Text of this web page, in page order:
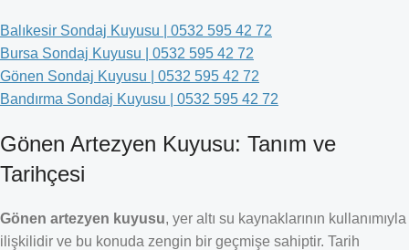
Balıkesir Sondaj Kuyusu | 0532 595 42 72
Bursa Sondaj Kuyusu | 0532 595 42 72
Gönen Sondaj Kuyusu | 0532 595 42 72
Bandırma Sondaj Kuyusu | 0532 595 42 72
Gönen Artezyen Kuyusu: Tanım ve
Tarihçesi
Gönen artezyen kuyusu, yer altı su kaynaklarının kullanımıyla
ilişkilidir ve bu konuda zengin bir geçmişe sahiptir. Tarih